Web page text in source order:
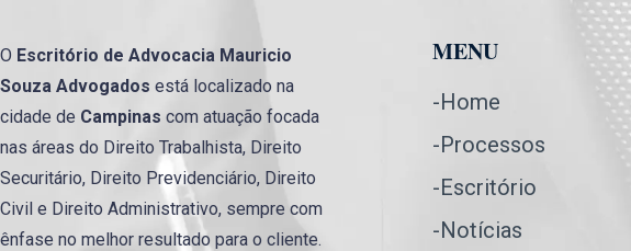
O Escritório de Advocacia Mauricio
Souza Advogados está localizado na
cidade de Campinas com atuação focada
nas áreas do Direito Trabalhista, Direito
Securitário, Direito Previdenciário, Direito
Civil e Direito Administrativo, sempre com
ênfase no melhor resultado para o cliente.
MENU
-Home
-Processos
-Escritório
-Notícias